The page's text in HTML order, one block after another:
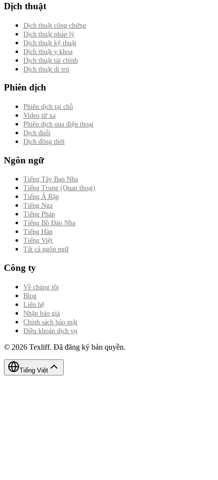
Dịch thuật
Dịch thuật công chứng
Dịch thuật pháp lý
Dịch thuật kỹ thuật
Dịch thuật y khoa
Dịch thuật tài chính
Dịch thuật di trú
Phiên dịch
Phiên dịch tại chỗ
Video từ xa
Phiên dịch qua điện thoại
Dịch đuổi
Dịch đồng thời
Ngôn ngữ
Tiếng Tây Ban Nha
Tiếng Trung (Quan thoại)
Tiếng Ả Rập
Tiếng Nga
Tiếng Pháp
Tiếng Bồ Đào Nha
Tiếng Hàn
Tiếng Việt
Tất cả ngôn ngữ
Công ty
Về chúng tôi
Blog
Liên hệ
Nhận báo giá
Chính sách bảo mật
Điều khoản dịch vụ
© 2026 Texliff. Đã đăng ký bản quyền.
Tiếng Việt